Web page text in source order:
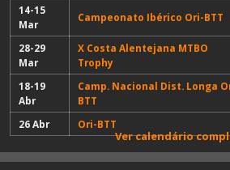
14-15
Mar
Campeonato Ibérico Ori-BTT
28-29
Mar
X Costa Alentejana MTBO
Trophy
18-19
Abr
Camp. Nacional Dist. Longa
BTT
26 Abr Ori-BTT
Ver calendário